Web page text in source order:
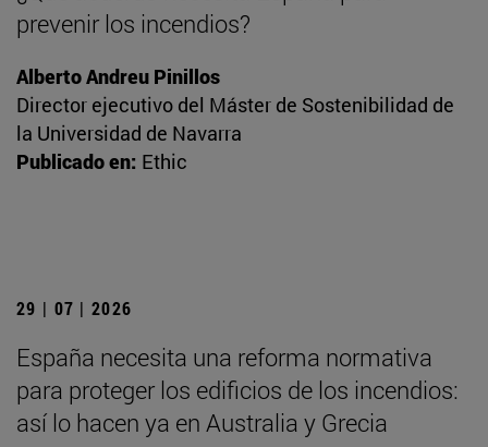
prevenir los incendios?
Alberto Andreu Pinillos
Director ejecutivo del Máster de Sostenibilidad de
la Universidad de Navarra
Publicado en: Ethic
29 | 07 | 2026
España necesita una reforma normativa
para proteger los edificios de los incendios:
así lo hacen ya en Australia y Grecia